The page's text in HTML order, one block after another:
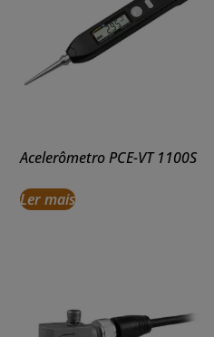
Acelerômetro PCE-VT 1100S
Ler mais